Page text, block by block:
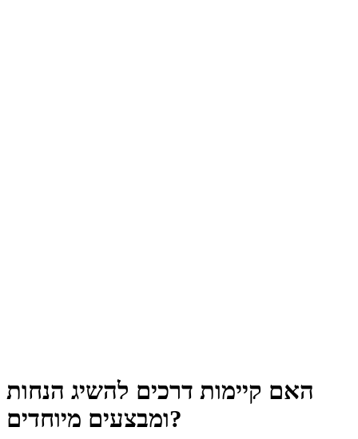
האם קיימות דרכים להשיג הנחות
ומבצעים מיוחדים?